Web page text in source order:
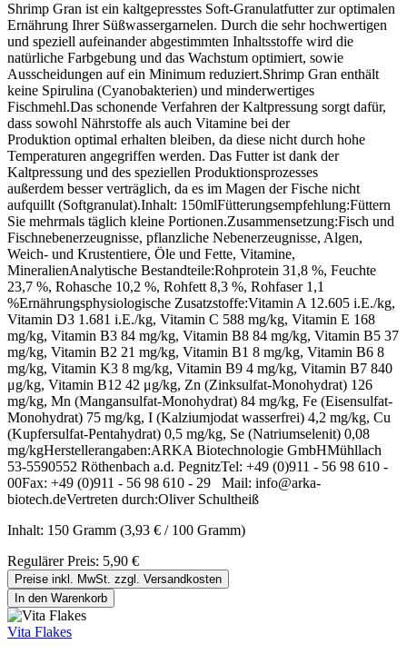
Shrimp Gran ist ein kaltgepresstes Soft-Granulatfutter zur optimalen
Ernährung Ihrer Süßwassergarnelen. Durch die sehr hochwertigen
und speziell aufeinander abgestimmten Inhaltsstoffe wird die
natürliche Farbgebung und das Wachstum optimiert, sowie
Ausscheidungen auf ein Minimum reduziert.Shrimp Gran enthält
keine Spirulina (Cyanobakterien) und minderwertiges
Fischmehl.Das schonende Verfahren der Kaltpressung sorgt dafür,
dass sowohl Nährstoffe als auch Vitamine bei der
Produktion optimal erhalten bleiben, da diese nicht durch hohe
Temperaturen angegriffen werden. Das Futter ist dank der
Kaltpressung und des speziellen Produktionsprozesses
außerdem besser verträglich, da es im Magen der Fische nicht
aufquillt (Softgranulat).Inhalt: 150mlFütterungsempfehlung:Füttern
Sie mehrmals täglich kleine Portionen.Zusammensetzung:Fisch und
Fischnebenerzeugnisse, pflanzliche Nebenerzeugnisse, Algen,
Weich- und Krustentiere, Öle und Fette, Vitamine,
MineralienAnalytische Bestandteile:Rohprotein 31,8 %, Feuchte
23,7 %, Rohasche 10,2 %, Rohfett 8,3 %, Rohfaser 1,1
%Ernährungsphysiologische Zusatzstoffe:Vitamin A 12.605 i.E./kg,
Vitamin D3 1.681 i.E./kg, Vitamin C 588 mg/kg, Vitamin E 168
mg/kg, Vitamin B3 84 mg/kg, Vitamin B8 84 mg/kg, Vitamin B5 37
mg/kg, Vitamin B2 21 mg/kg, Vitamin B1 8 mg/kg, Vitamin B6 8
mg/kg, Vitamin K3 8 mg/kg, Vitamin B9 4 mg/kg, Vitamin B7 840
μg/kg, Vitamin B12 42 μg/kg, Zn (Zinksulfat-Monohydrat) 126
mg/kg, Mn (Mangansulfat-Monohydrat) 84 mg/kg, Fe (Eisensulfat-
Monohydrat) 75 mg/kg, I (Kalziumjodat wasserfrei) 4,2 mg/kg, Cu
(Kupfersulfat-Pentahydrat) 0,5 mg/kg, Se (Natriumselenit) 0,08
mg/kgHerstellerangaben:ARKA Biotechnologie GmbHMühllach
53-5590552 Röthenbach a.d. PegnitzTel: +49 (0)911 - 56 98 610 -
00Fax: +49 (0)911 - 56 98 610 - 29 Mail: info@arka-
biotech.deVertreten durch:Oliver Schultheiß
Inhalt: 150 Gramm (3,93 € / 100 Gramm)
Regulärer Preis: 5,90 €
Preise inkl. MwSt. zzgl. Versandkosten
In den Warenkorb
Vita Flakes